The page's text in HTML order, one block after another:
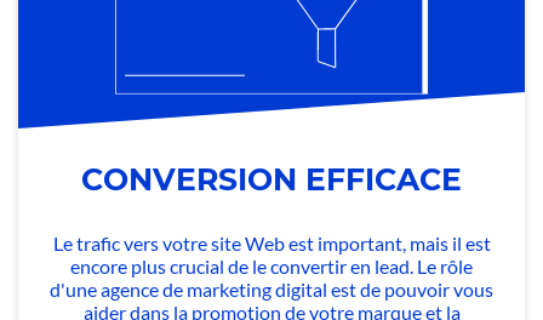
CONVERSION EFFICACE
Le trafic vers votre site Web est important, mais il est
encore plus crucial de le convertir en lead. Le rôle
d'une agence de marketing digital est de pouvoir vous
aider dans la promotion de votre marque et la